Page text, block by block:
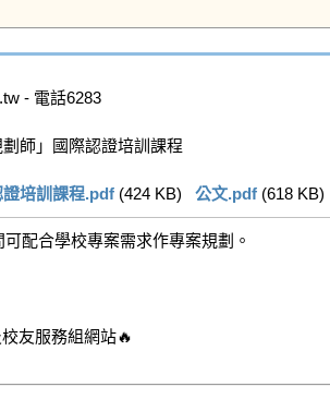
- 電話6283
師」國際認證培訓課程
培訓課程.pdf (424 KB) 公文.pdf (618 KB)
配合學校專案需求作專案規劃。